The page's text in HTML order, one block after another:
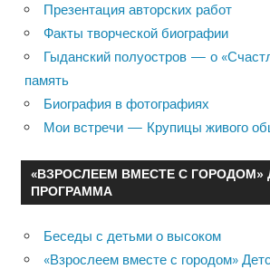
Презентация авторских работ
Факты творческой биографии
Гыданский полуостров — о
память
Биография в фотографиях
Мои встречи — Крупицы живого
«ВЗРОСЛЕЕМ ВМЕСТЕ С ГОРОДОМ»
ПРОГРАММА
Беседы с детьми о высоком
«Взрослеем вместе с городом»